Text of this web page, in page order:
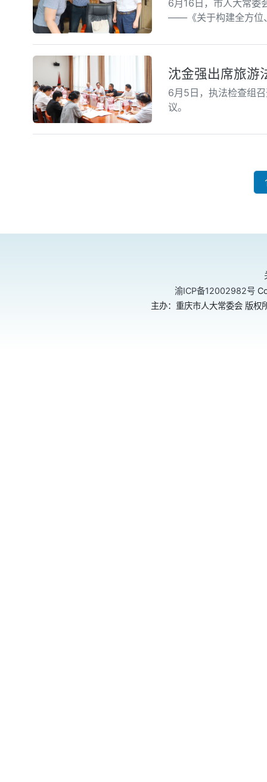
6月16日，市人大常委
——《关于构建全方位
沈金强出席旅游
6月5日，执法检查组
议。
渝ICP备12002982号
主办：重庆市人大常委会 版